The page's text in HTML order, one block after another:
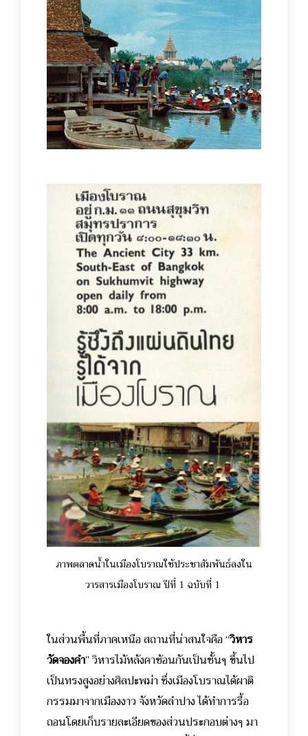
ภาพตลาดน้ำในเมืองโบราณใช้ประชาสัมพันธ์ลงใน
วารสารเมืองโบราณ ปีที่ 1 ฉบับที่ 1
ในส่วนพื้นที่ภาคเหนือ สถานที่น่าสนใจคือ “วิหาร
วัดจองคำ” วิหารไม้หลังคาซ้อนกันเป็นชั้นๆ ขึ้นไป
เป็นทรงสูงอย่างศิลปะพม่า ซึ่งเมืองโบราณได้ผาติ
กรรมมาจากเมืองงาว จังหวัดลำปาง ได้ทำการรื้อ
ถอนโดยเก็บรายละเอียดของส่วนประกอบต่างๆ มา